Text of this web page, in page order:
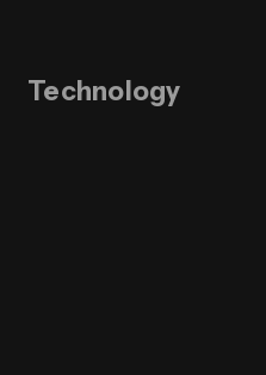
Technology